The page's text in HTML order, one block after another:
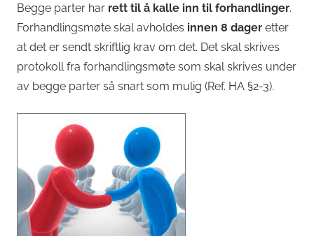
Begge parter har rett til å kalle inn til forhandlinger.
Forhandlingsmøte skal avholdes innen 8 dager etter
at det er sendt skriftlig krav om det. Det skal skrives
protokoll fra forhandlingsmøte som skal skrives under
av begge parter så snart som mulig (Ref. HA §2-3).